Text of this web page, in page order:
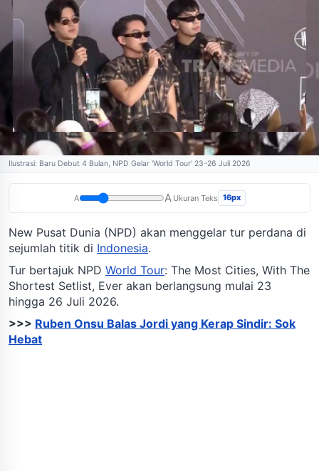
Ilustrasi: Baru Debut 4 Bulan, NPD Gelar 'World Tour' 23-26 Juli 2026
A A Ukuran Teks 16px
New Pusat Dunia (NPD) akan menggelar tur perdana di
sejumlah titik di Indonesia.
Tur bertajuk NPD World Tour: The Most Cities, With The
Shortest Setlist, Ever akan berlangsung mulai 23
hingga 26 Juli 2026.
>>> Ruben Onsu Balas Jordi yang Kerap Sindir: Sok
Hebat